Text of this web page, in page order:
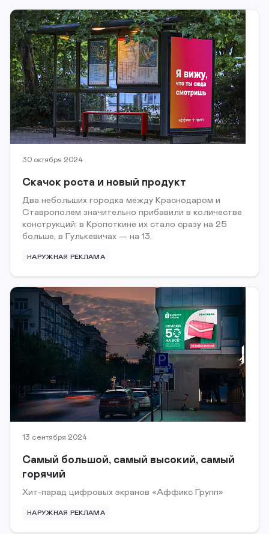
30 октября 2024
Скачок роста и новый продукт
Два небольших городка между Краснодаром и
Ставрополем значительно прибавили в количестве
конструкций: в Кропоткине их стало сразу на 25
больше, в Гулькевичах — на 13.
НАРУЖНАЯ РЕКЛАМА
13 сентября 2024
Самый большой, самый высокий, самый
горячий
Хит-парад цифровых экранов «Аффикс Групп»
НАРУЖНАЯ РЕКЛАМА